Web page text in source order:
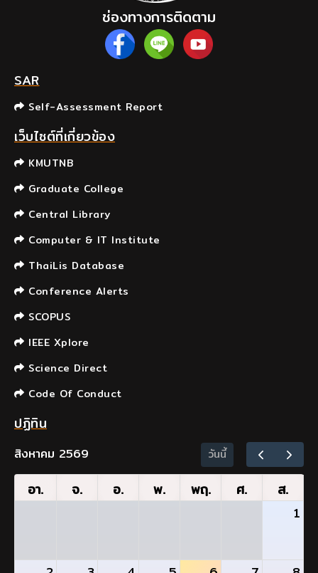
ช่องทางการติดตาม
SAR
Self-Assessment Report
เว็บไซต์ที่เกี่ยวข้อง
KMUTNB
Graduate College
Central Library
Computer & IT Institute
ThaiLis Database
Conference Alerts
SCOPUS
IEEE Xplore
Science Direct
Code Of Conduct
ปฏิทิน
สิงหาคม 2569 วันนี้
อา. จ. อ. พ. พฤ. ศ. ส.
1